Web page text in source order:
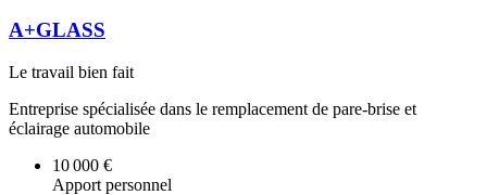
A+GLASS
Le travail bien fait
Entreprise spécialisée dans le remplacement de pare-brise et
éclairage automobile
10 000 €
Apport personnel